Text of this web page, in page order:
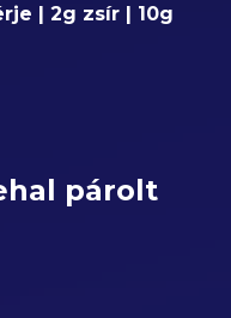
| 2g zsír | 10g
párolt